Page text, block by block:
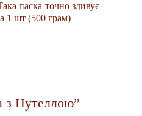
паска точно здивує
1 шт (500 грам)
з Нутеллою”